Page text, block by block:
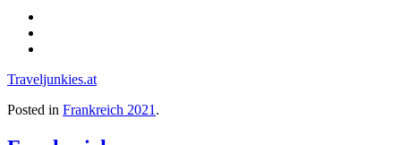
Traveljunkies.at
Posted in Frankreich 2021 .